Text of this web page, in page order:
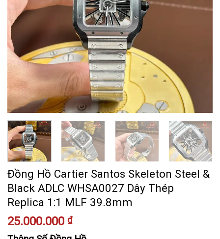
Đồng Hồ Cartier Santos Skeleton Steel &
Black ADLC WHSA0027 Dây Thép
Replica 1:1 MLF 39.8mm
25.000.000 ₫